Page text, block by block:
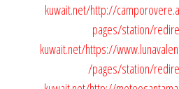
kuwait.net/http://
pages/station/
kuwait.net/https://
/pages/station/